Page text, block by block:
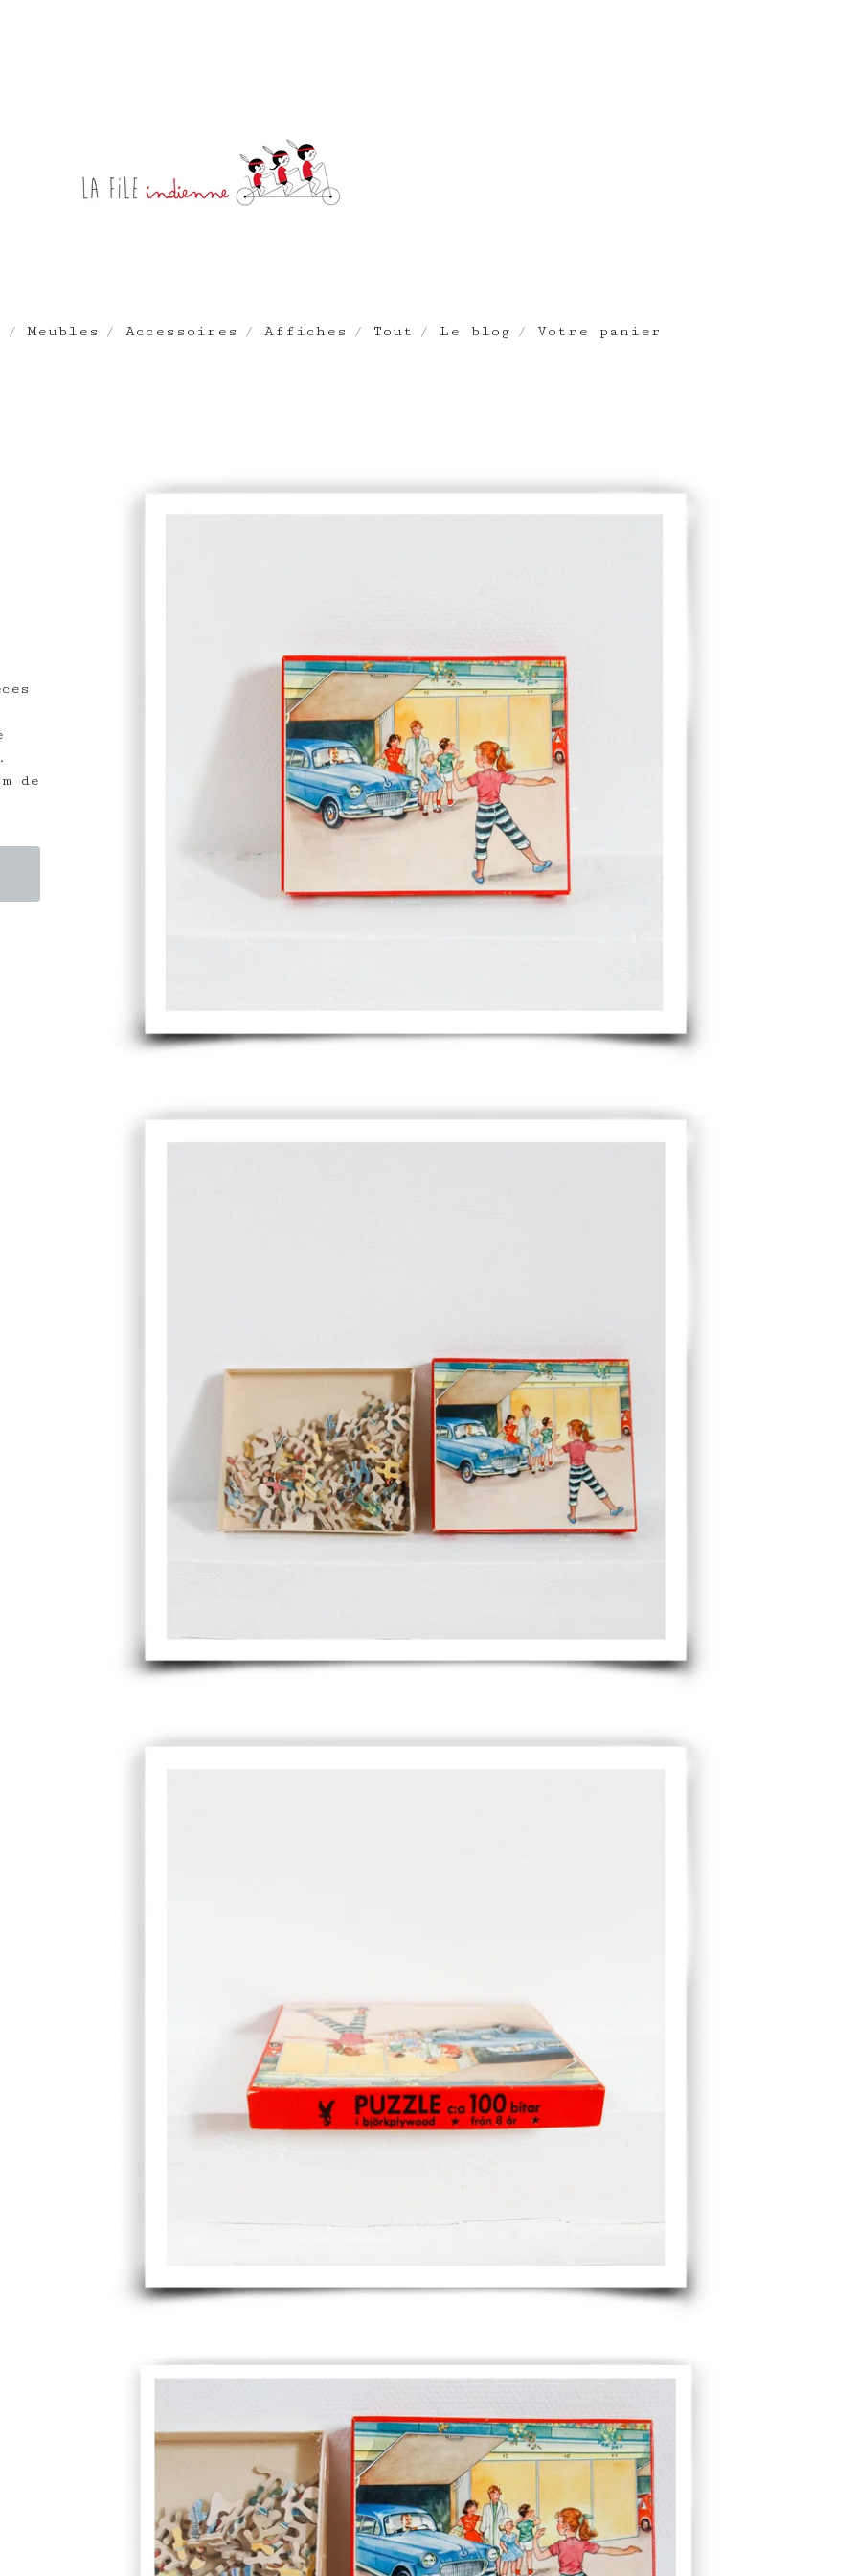
Meubles Accessoires Affiches Tout Le blog Votre panier
de